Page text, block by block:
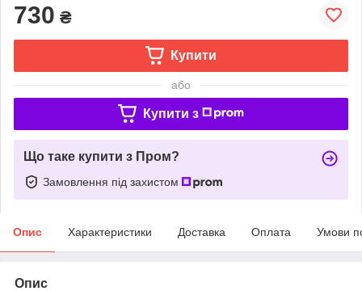
730 ₴
Купити
або
Купити з
Що таке купити з Пром?
Замовлення під захистом
Опис Характеристики Доставка Оплата Умови
Опис